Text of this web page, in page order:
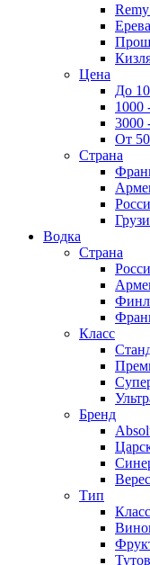
Цена
До
1000
3000
От
Страна
Водка
Страна
Класс
Бренд
Тип